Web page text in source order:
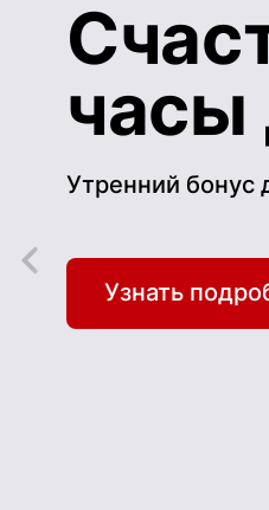
часы
Утренний бонус
Узнать